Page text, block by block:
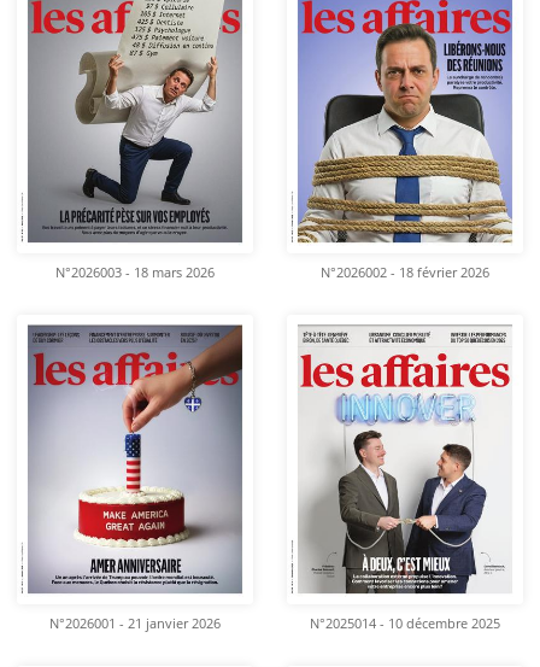
N°2026003 - 18 mars 2026 N°2026002 - 18 février 2026
N°2026001 - 21 janvier 2026 N°2025014 - 10 décembre 2025